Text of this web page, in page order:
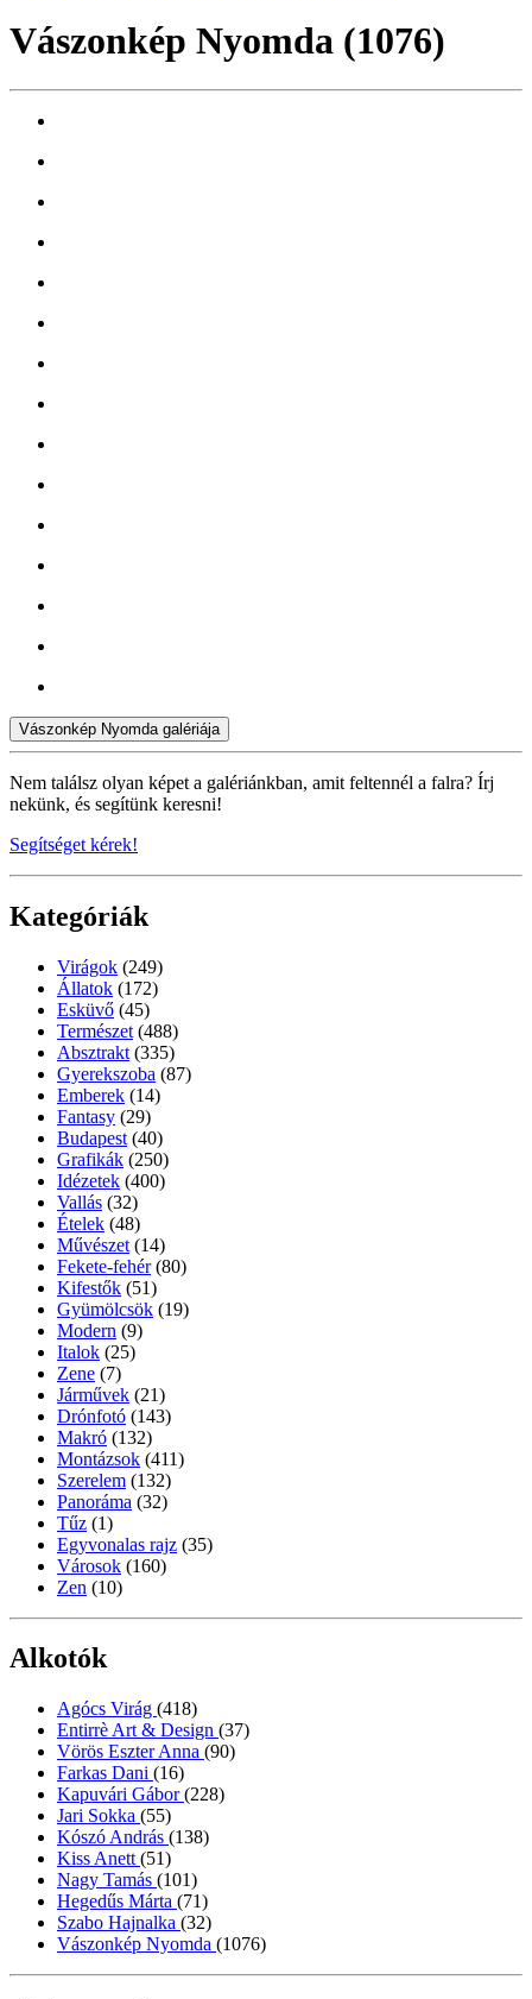
Vászonkép Nyomda (1076)
Vászonkép Nyomda galériája
Nem találsz olyan képet a galériánkban, amit feltennél a falra? Írj
nekünk, és segítünk keresni!
Segítséget kérek!
Kategóriák
Virágok (249)
Állatok (172)
Esküvő (45)
Természet (488)
Absztrakt (335)
Gyerekszoba (87)
Emberek (14)
Fantasy (29)
Budapest (40)
Grafikák (250)
Idézetek (400)
Vallás (32)
Ételek (48)
Művészet (14)
Fekete-fehér (80)
Kifestők (51)
Gyümölcsök (19)
Modern (9)
Italok (25)
Zene (7)
Járművek (21)
Drónfotó (143)
Makró (132)
Montázsok (411)
Szerelem (132)
Panoráma (32)
Tűz (1)
Egyvonalas rajz (35)
Városok (160)
Zen (10)
Alkotók
Agócs Virág (418)
Entirrè Art & Design (37)
Vörös Eszter Anna (90)
Farkas Dani (16)
Kapuvári Gábor(228)
Jari Sokka (55)
Kószó András (138)
Kiss Anett (51)
Nagy Tamás (101)
Hegedűs Márta (71)
Szabo Hajnalka (32)
Vászonkép Nyomda (1076)